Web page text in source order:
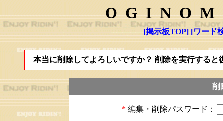
[掲示板TOP] [ワード
本当に削除してよろしいですか？ 削除を実行する
削
* 編集・削除パスワード：